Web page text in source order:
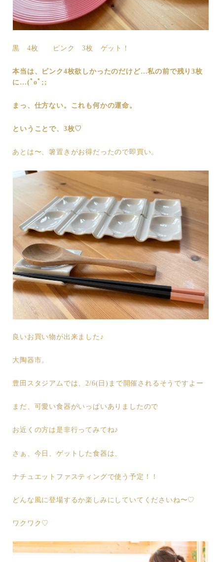
黒 4枚 ピンク 3枚 ゲット！
本当は、ピンク4枚欲しかったのだけど…私の前で残り3枚
に…(ﾟoﾟ;;
まっ、仕方ない。これも何かの運命。
ということで、3枚♡
あとは〜、箸置きがお得だったので即買い。
良いお買い物が出来ました♪
大陶器市。
豊田スタジアムでは、2/6(日)まで開催されるそうですよー
まだ、可愛い食器がいっぱいありましたので
お近くの方は是非行ってみてね♪
さぁ、今日、ゲットした食器は、
ナチュエットファスティングで使う予定！！
どんな風に登場するか楽しみにしていてくださいね〜♡
ワクワク♡